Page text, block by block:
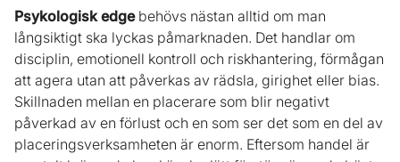
Psykologisk edgebehövs nästan alltid om man
långsiktigt ska lyckas påmarknaden. Det handlar om
disciplin, emotionell kontroll och riskhantering, förmågan
att agera utan att påverkas av rädsla, girighet eller bias.
Skillnaden mellan en placerare som blir negativt
påverkad av en förlust och en som ser det som en del av
placeringsverksamheten är enorm. Eftersom handel är